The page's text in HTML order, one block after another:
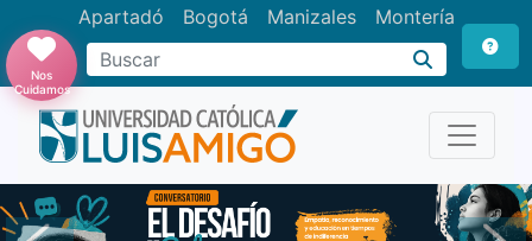
Apartadó Bogotá Manizales Montería
Buscar
Nos
Cuidamos